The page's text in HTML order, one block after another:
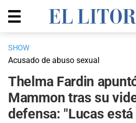
SHOW
Acusado de abuso sexual
Thelma Fardin
Mammon tras su
defensa: "Lucas